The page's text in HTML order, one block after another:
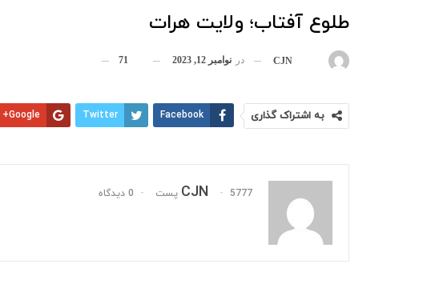
طلوع آفتاب؛ ولایت هرات
CJN در نوامبر 12, 2023 71
به اشتراک گذاری Facebook
Twitter
Google+
CJN 5777 پست 0 دیدگاه